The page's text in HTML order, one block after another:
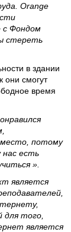
Orange
с Фондом
стереть
в здании
они смогут
время
место, потому
нас есть
».
является
для того,
является